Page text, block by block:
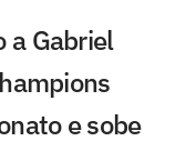
a Gabriel
e sobe